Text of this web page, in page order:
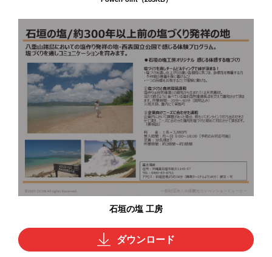
石垣の塩 工房
ダウンロード